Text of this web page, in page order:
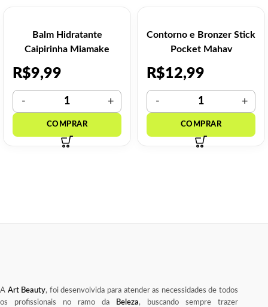
Balm Hidratante
Caipirinha Miamake
R$9,99
Contorno e Bronzer Stick
Pocket Mahav
R$12,99
A Art Beauty, foi desenvolvida para atender as necessidades de todos
os profissionais no ramo da
Beleza, buscando sempre trazer